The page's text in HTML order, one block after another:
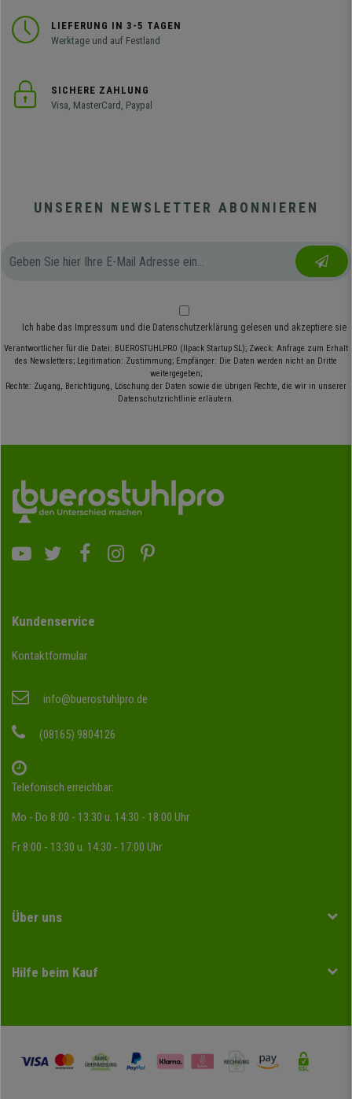
LIEFERUNG IN 3-5 TAGEN
Werktage und auf Festland
SICHERE ZAHLUNG
Visa, MasterCard, Paypal
UNSEREN NEWSLETTER ABONNIEREN
Ich habe das Impressum und die Datenschutzerklärung gelesen und akzeptiere sie
Verantwortlicher für die Datei: BUEROSTUHLPRO (Ilpack Startup SL); Zweck: Anfrage zum Erhalt
des Newsletters; Legitimation: Zustimmung; Empfänger: Die Daten werden nicht an Dritte
weitergegeben;
Rechte: Zugang, Berichtigung, Löschung der Daten sowie die übrigen Rechte, die wir in unserer
Datenschutzrichtlinie erläutern.
Kundenservice
Kontaktformular
info@buerostuhlpro.de
(08165) 9804126
Telefonisch erreichbar:
Mo - Do 8:00 - 13:30 u. 14:30 - 18:00 Uhr
Fr 8:00 - 13:30 u. 14:30 - 17:00 Uhr
Über uns
Hilfe beim Kauf